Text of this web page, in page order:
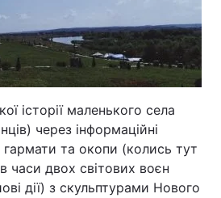
історії маленького села
через інформаційні
гармати та окопи (колись тут
часи двох світових воєн
дії) з скульптурами Нового